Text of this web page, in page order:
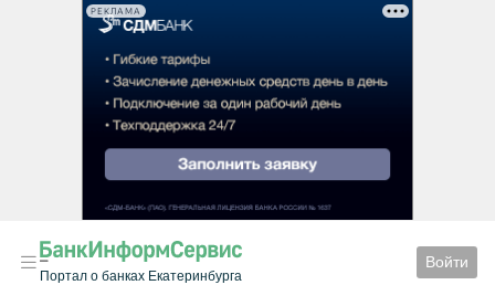
РЕКЛАМА
Портал о банках Екатеринбурга
Войти